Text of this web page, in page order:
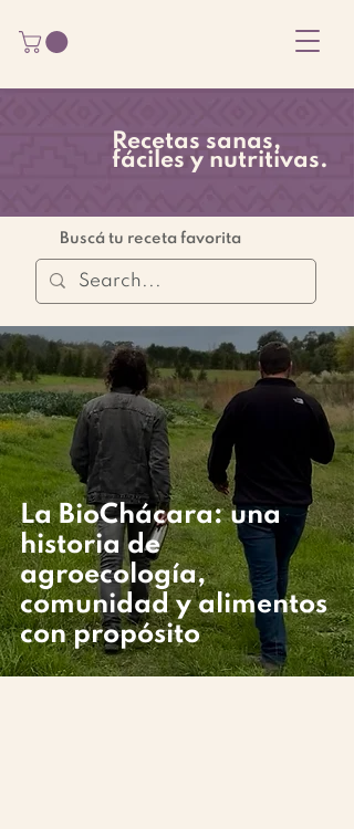
La BioChácara: una
historia de
agroecología,
comunidad y alimentos
con propósito
Recetas sanas,
fáciles y nutritivas.
Buscá tu receta favorita